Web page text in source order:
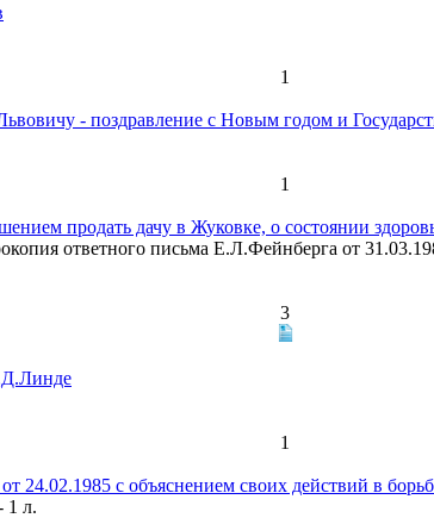
1
- поздравление с Новым годом и
1
продать дачу в Жуковке, о состоянии
ответного письма Е.Л.Фейнберга от
3
1
с объяснением своих действий в
1 л.